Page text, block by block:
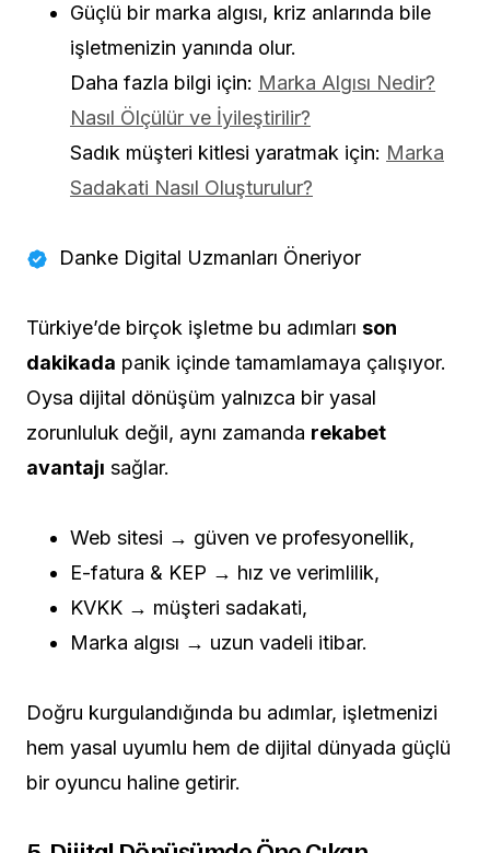
Güçlü bir marka algısı, kriz anlarında bile
işletmenizin yanında olur.
Daha fazla bilgi için: Marka Algısı Nedir?
Nasıl Ölçülür ve İyileştirilir?
Sadık müşteri kitlesi yaratmak için: Marka
Sadakati Nasıl Oluşturulur?
Danke Digital Uzmanları Öneriyor
Türkiye’de birçok işletme bu adımları son
dakikada panik içinde tamamlamaya çalışıyor.
Oysa dijital dönüşüm yalnızca bir yasal
zorunluluk değil, aynı zamanda rekabet
avantajı sağlar.
Web sitesi → güven ve profesyonellik,
E-fatura & KEP → hız ve verimlilik,
KVKK → müşteri sadakati,
Marka algısı → uzun vadeli itibar.
Doğru kurgulandığında bu adımlar, işletmenizi
hem yasal uyumlu hem de dijital dünyada güçlü
bir oyuncu haline getirir.